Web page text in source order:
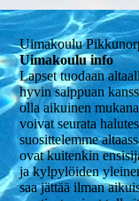
Ui­ma­kou­lu
Uimakoulu info
Lapset tuodaan
hyvin saippuan
olla aikuinen
voivat seurata
suosittelemme
ovat kuitenkin
ja kylpylöiden
saa jättää ilman